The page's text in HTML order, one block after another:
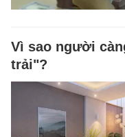
Vì sao người
trải"?